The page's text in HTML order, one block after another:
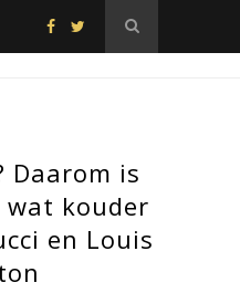
Daarom is
kouder
en Louis